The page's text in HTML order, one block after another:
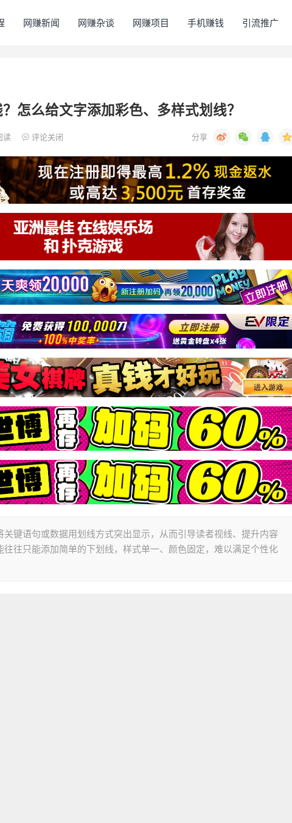
网赚新闻 网赚杂谈 网赚项目 手机赚钱 引流推广
怎么给文字添加彩色、多样式划线？
读 评论关闭
键语句或数据用划线方式突出显示，从而引导读者视线、提升内容
往只能添加简单的下划线，样式单一、颜色固定，难以满足个性化